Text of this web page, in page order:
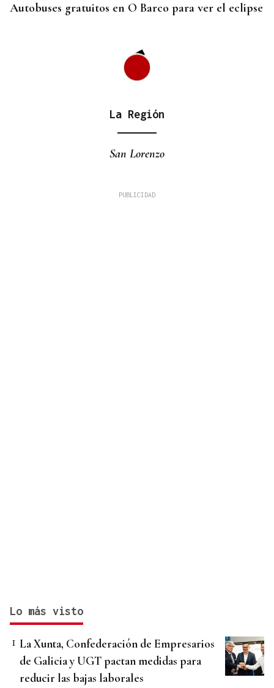
Autobuses gratuitos en O Barco para ver el eclipse
La Región
San Lorenzo
Lo más visto
La Xunta, Confederación de Empresarios
de Galicia y UGT pactan medidas para
reducir las bajas laborales